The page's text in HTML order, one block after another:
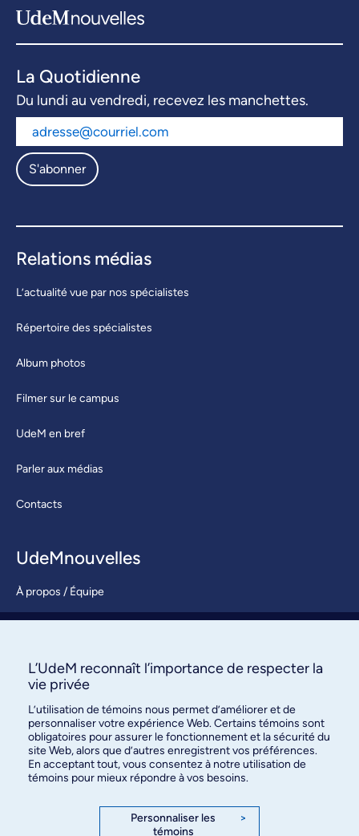
La Quotidienne
Du lundi au vendredi, recevez les manchettes.
S'abonner
Relations médias
L’actualité vue par nos spécialistes
Répertoire des spécialistes
Album photos
Filmer sur le campus
UdeM en bref
Parler aux médias
Contacts
UdeMnouvelles
À propos / Équipe
S’abonner
des relations publiques
L’UdeM reconnaît l’importance de respecter la
vie privée
L’utilisation de témoins nous permet d’améliorer et de
personnaliser votre expérience Web. Certains témoins sont
obligatoires pour assurer le fonctionnement et la sécurité du
site Web, alors que d’autres enregistrent vos préférences.
En acceptant tout, vous consentez à notre utilisation de
témoins pour mieux répondre à vos besoins.
Personnaliser les
témoins
>